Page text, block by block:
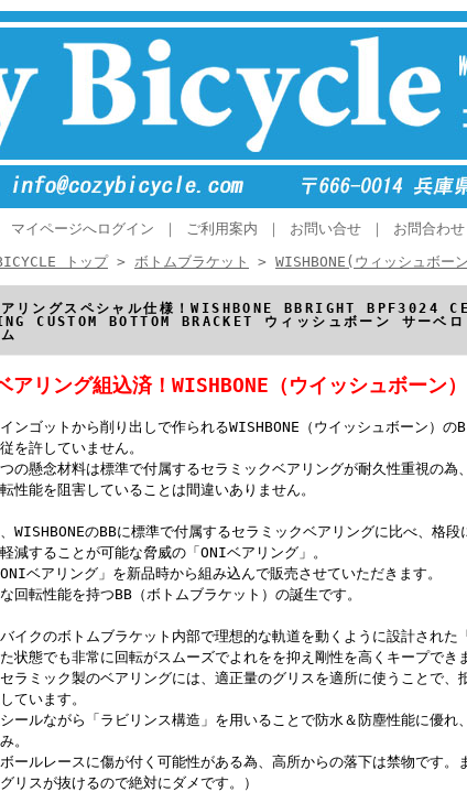
マイページへログイン ｜ ご利用案内 ｜ お問い合せ ｜ お問合わ
トップ> ボトムブラケット > WISHBONE(ウィッシュボー
リングスペシャル仕様！WISHBONE BBRIGHT BPF3024
CUSTOM BOTTOM BRACKET ウィッシュボーン サーベ
アリング組込済！WISHBONE（ウイッシュボーン
ンゴットから削り出しで作られるWISHBONE（ウイッシュボーン）の
を許していません。
の懸念材料は標準で付属するセラミックベアリングが耐久性重視の為
性能を阻害していることは間違いありません。
WISHBONEのBBに標準で付属するセラミックベアリングに比べ、格
減することが可能な脅威の「ONIベアリング」。
ベアリング」を新品時から組み込んで販売させていただきます。
回転性能を持つBB（ボトムブラケット）の誕生です。
イクのボトムブラケット内部で理想的な軌道を動くように設計され
状態でも非常に回転がスムーズでよれをを抑え剛性を高くキープでき
ラミック製のベアリングには、適正量のグリスを適所に使うことで、
ています。
ールながら「ラビリンス構造」を用いることで防水＆防塵性能に優れ
。
ボールレースに傷が付く可能性がある為、高所からの落下は禁物です
リスが抜けるので絶対にダメです。）